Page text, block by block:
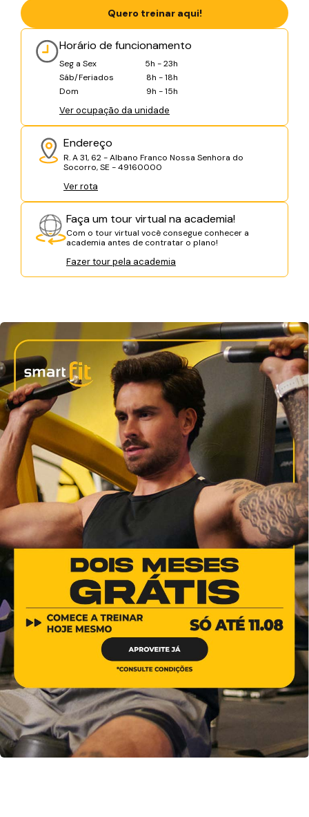
Horário de funcionamento
Seg a Sex
5h - 23h
Sáb/Feriados
8h - 18h
Dom
9h - 15h
Ver ocupação da unidade
Endereço
R. A 31, 62 - Albano Franco Nossa Senhora do
Socorro, SE - 49160000
Ver rota
Faça um tour virtual na academia!
Com o tour virtual você consegue conhecer a
academia antes de contratar o plano!
Fazer tour pela academia
Quero treinar aqui!